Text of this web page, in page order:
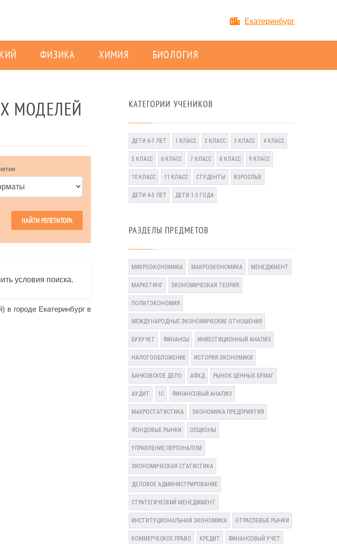
Екатеринбург
ФИЗИКА ХИМИЯ БИОЛОГИЯ
МОДЕЛЕЙ
условия поиска.
в городе Екатеринбург в
КАТЕГОРИИ УЧЕНИКОВ
ДЕТИ 6-7 ЛЕТ 1 КЛАСС 2 КЛАСС 3 КЛАСС 4 КЛАСС
5 КЛАСС 6 КЛАСС 7 КЛАСС 8 КЛАСС 9 КЛАСС
10 КЛАСС 11 КЛАСС СТУДЕНТЫ ВЗРОСЛЫЕ
ДЕТИ 4-5 ЛЕТ ДЕТИ 1-3 ГОДА
РАЗДЕЛЫ ПРЕДМЕТОВ
МИКРОЭКОНОМИКА МАКРОЭКОНОМИКА МЕНЕДЖМЕНТ
МАРКЕТИНГ ЭКОНОМИЧЕСКАЯ ТЕОРИЯ
ПОЛИТЭКОНОМИЯ
МЕЖДУНАРОДНЫЕ ЭКОНОМИЧЕСКИЕ ОТНОШЕНИЯ
БУХУЧЕТ ФИНАНСЫ ИНВЕСТИЦИОННЫЙ АНАЛИЗ
НАЛОГООБЛОЖЕНИЕ ИСТОРИЯ ЭКОНОМИКИ
БАНКОВСКОЕ ДЕЛО АФХД РЫНОК ЦЕННЫХ БУМАГ
АУДИТ 1С ФИНАНСОВЫЙ АНАЛИЗ
МАКРОСТАТИСТИКА ЭКОНОМИКА ПРЕДПРИЯТИЯ
ФОНДОВЫЕ РЫНКИ ОПЦИОНЫ
УПРАВЛЕНИЕ ПЕРСОНАЛОМ
ЭКОНОМИЧЕСКАЯ СТАТИСТИКА
ДЕЛОВОЕ АДМИНИСТРИРОВАНИЕ
СТРАТЕГИЧЕСКИЙ МЕНЕДЖМЕНТ
ИНСТИТУЦИОНАЛЬНАЯ ЭКОНОМИКА ОТРАСЛЕВЫЕ РЫНКИ
КОММЕРЧЕСКОЕ ПРАВО КРЕДИТ ФИНАНСОВЫЙ УЧЕТ